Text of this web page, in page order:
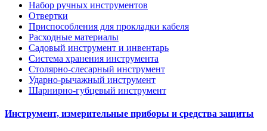
Набор ручных инструментов
Отвертки
Приспособления для прокладки кабеля
Расходные материалы
Садовый инструмент и инвентарь
Система хранения инструмента
Столярно-слесарный инструмент
Ударно-рычажный инструмент
Шарнирно-губцевый инструмент
Инструмент, измерительные приборы и средства защиты